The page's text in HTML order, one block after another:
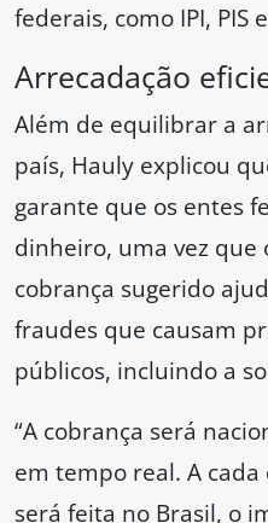
federais, como IPI, PIS
Arrecadação
Além de equilibrar a
país, Hauly explicou
garante que os entes
dinheiro, uma vez que
cobrança sugerido
fraudes que causam
públicos, incluindo a
“A cobrança será
em tempo real. A
será feita no Brasil, o